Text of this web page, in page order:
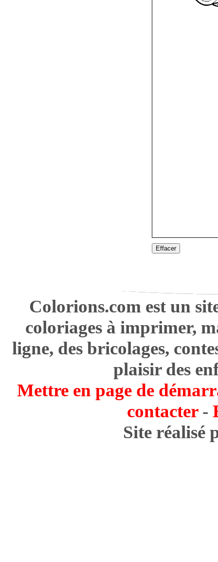
Effacer
Colorions.com est un
coloriages à imprimer,
ligne, des bricolages,
plaisir des
Mettre en page de
contacter-
Site réalisé